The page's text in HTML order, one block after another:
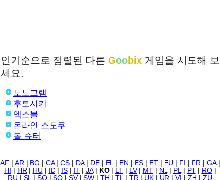
인기순으로 정렬된 다른 Goobix 게임을 시도해 보
세요.
노노그램
후토시키
엑스볼
온라인 스도쿠
볼 슈터
AF AR| BG CA| CS| DA| DE| EL| EN ES| ET| EU FI FR| GA|
HI
HR| HU ID| IS| IT| JA| KO| LT| LV| MT| NL| PL| PT| RO|
RU
SL| SO SQ SV| SW TH TL| TR UK UR VI ZH ZU